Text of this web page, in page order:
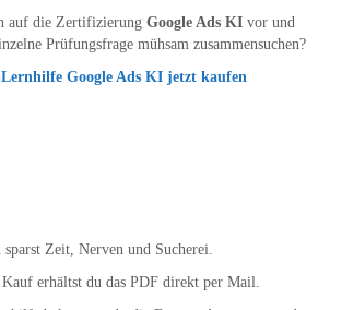
auf die Zertifizierung Google Ads KI vor und
Prüfungsfrage mühsam zusammensuchen?
Google Ads KI jetzt kaufen
sparst Zeit, Nerven und Sucherei.
Kauf erhältst du das PDF direkt per Mail.